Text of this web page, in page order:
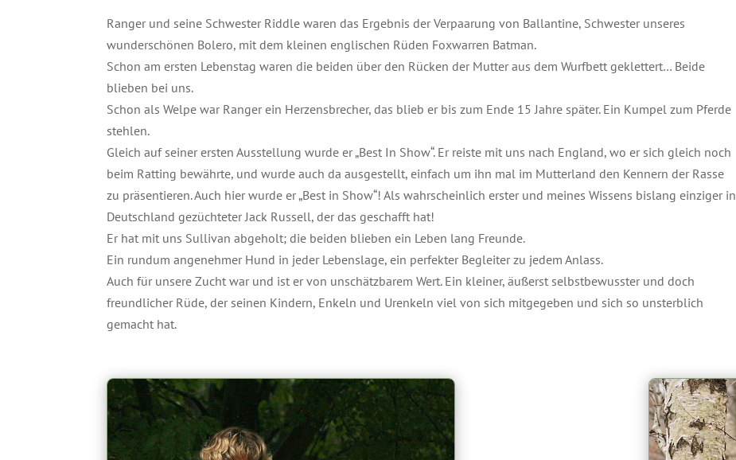
Ranger und seine Schwester Riddle waren das Ergebnis der Verpaarung von Ballantine, Schwester unseres
wunderschönen Bolero, mit dem kleinen englischen Rüden Foxwarren Batman.
Schon am ersten Lebenstag waren die beiden über den Rücken der Mutter aus dem Wurfbett geklettert… Beide
blieben bei uns.
Schon als Welpe war Ranger ein Herzensbrecher, das blieb er bis zum Ende 15 Jahre später. Ein Kumpel zum Pferde
stehlen.
Gleich auf seiner ersten Ausstellung wurde er „Best In Show“. Er reiste mit uns nach England, wo er sich gleich noch
beim Ratting bewährte, und wurde auch da ausgestellt, einfach um ihn mal im Mutterland den Kennern der Rasse
zu präsentieren. Auch hier wurde er „Best in Show“! Als wahrscheinlich erster und meines Wissens bislang einziger in
Deutschland gezüchteter Jack Russell, der das geschafft hat!
Er hat mit uns Sullivan abgeholt; die beiden blieben ein Leben lang Freunde.
Ein rundum angenehmer Hund in jeder Lebenslage, ein perfekter Begleiter zu jedem Anlass.
Auch für unsere Zucht war und ist er von unschätzbarem Wert. Ein kleiner, äußerst selbstbewusster und doch
freundlicher Rüde, der seinen Kindern, Enkeln und Urenkeln viel von sich mitgegeben und sich so unsterblich
gemacht hat.